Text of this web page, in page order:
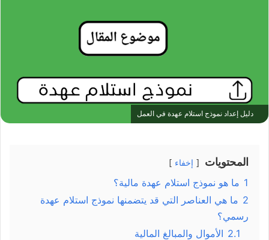
دليل إعداد نموذج استلام عهدة في العمل
المحتويات إخفاء
1 ما هو نموذج استلام عهدة مالية؟
2 ما هي العناصر التي قد يتضمنها نموذج استلام عهدة
رسمي؟
2.1 الأموال والمبالغ المالية